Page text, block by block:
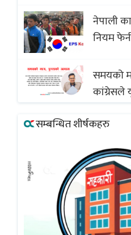
(भिडियो)
नेपाली
नियम फेर्न
समयको
कांग्रेसले
सम्बन्धित शीर्षकहरु